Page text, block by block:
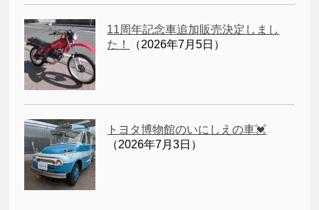
11周年記念車追加販売決定しまし
た！
（2026年7月5日）
トヨタ博物館のいにしえの車💓
（2026年7月3日）